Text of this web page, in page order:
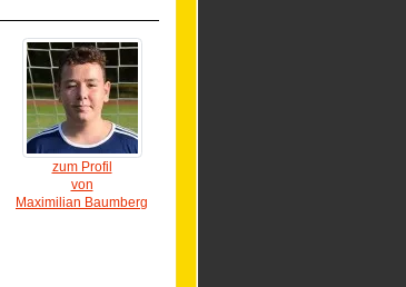
zum Profil
von
Maximilian Baumberg